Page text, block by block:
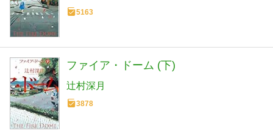
5163
ファイア・ドーム (下)
辻村深月
3878